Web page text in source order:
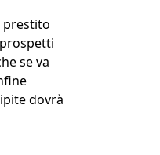
prestito
se va
dovrà